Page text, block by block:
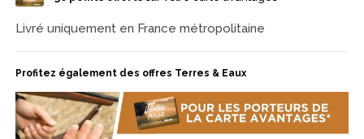
Livré uniquement en France métropolitaine
Profitez également des offres Terres & Eaux